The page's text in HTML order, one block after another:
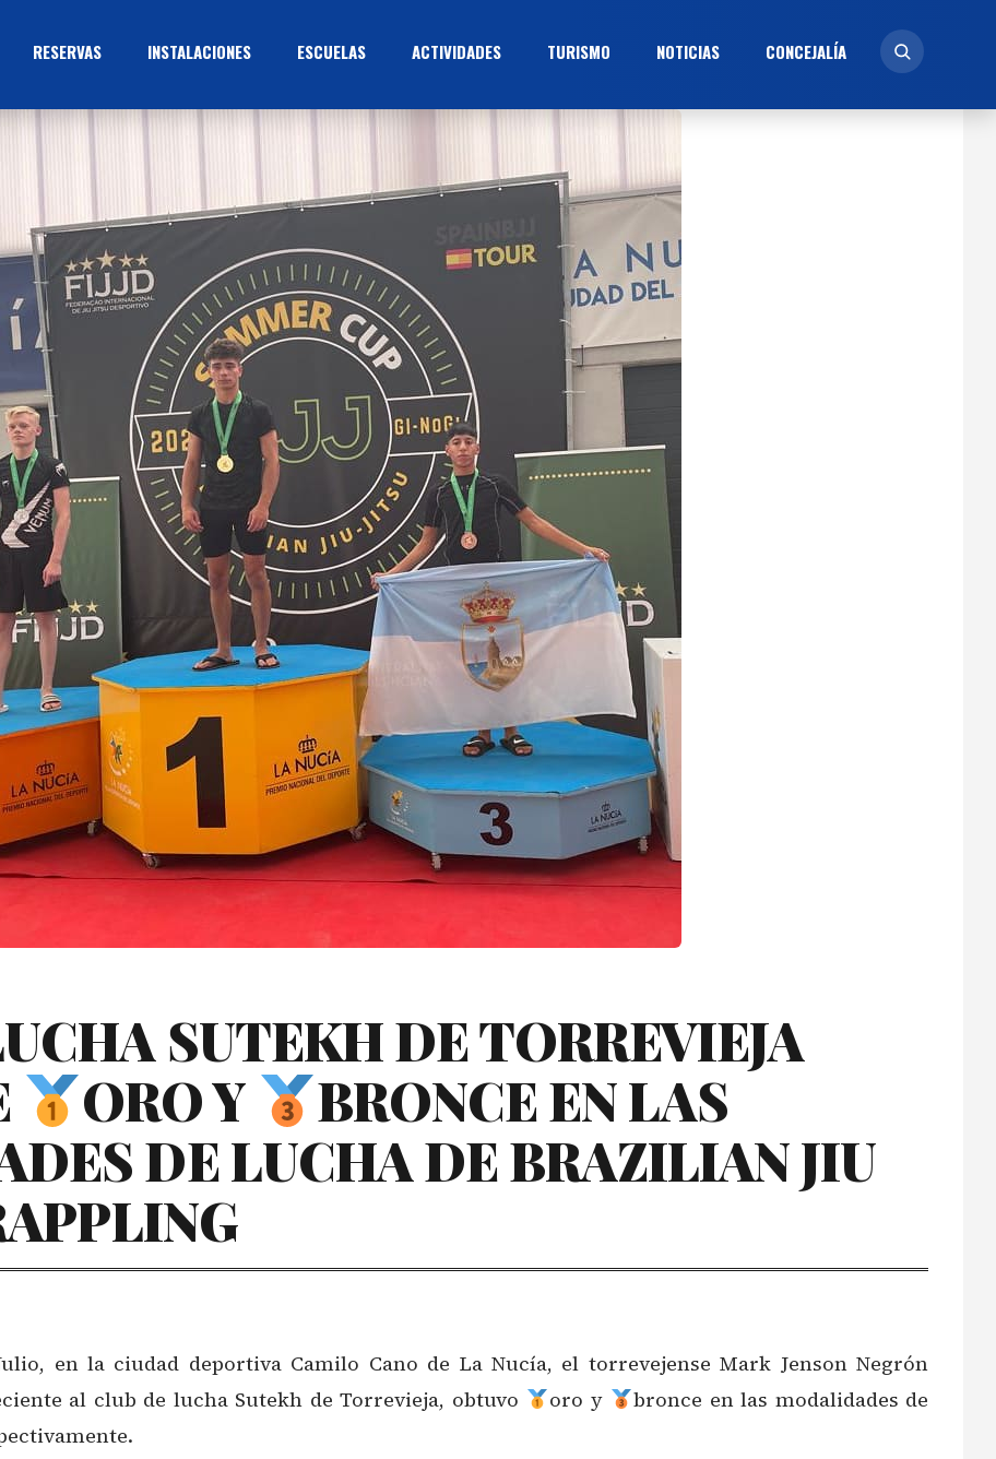
RESERVAS INSTALACIONES ESCUELAS ACTIVIDADES TURISMO NOTICIAS CONCEJALÍ­A
SUTEKH DE TORREVIEJA
ORO Y
BRONCE EN LAS
DE LUCHA DE BRAZILIAN JIU
en la ciudad deportiva Camilo Cano de La Nucía, el torrevejense Mark Jenson Negrón
al club de lucha Sutekh de Torrevieja, obtuvo
oro y
bronce en las modalidades de